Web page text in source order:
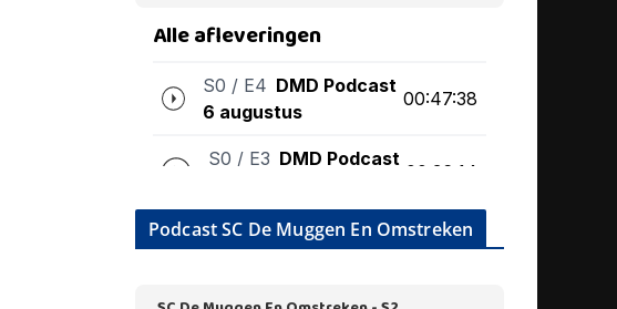
Podcast SC De Muggen En Omstreken